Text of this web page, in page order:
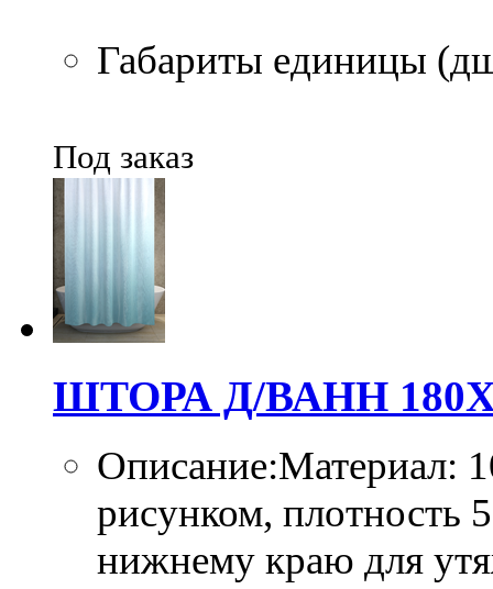
Габариты единицы
Под заказ
ШТОРА Д/ВАНН
Описание:Материал:
рисунком, плотность
нижнему краю для